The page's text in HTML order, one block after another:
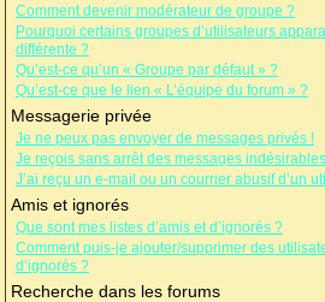
Comment devenir modérateur de groupe ?
Pourquoi certains groupes d’utilisateurs
différente ?
Qu’est-ce qu’un « Groupe par défaut » ?
Qu’est-ce que le lien « L’équipe du forum » ?
Messagerie privée
Je ne peux pas envoyer de messages privés !
Je reçois sans arrêt des messages
J’ai reçu un e-mail ou un courrier abusif d’un
Amis et ignorés
Que sont mes listes d’amis et d’ignorés ?
Comment puis-je ajouter/supprimer des
d’ignorés ?
Recherche dans les forums